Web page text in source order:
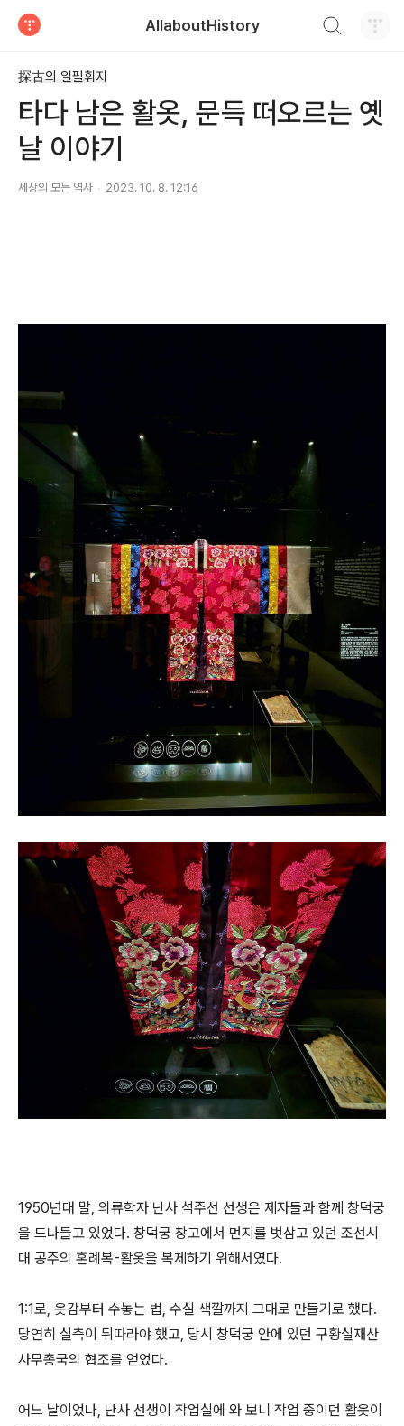
AllaboutHistory
探古의 일필휘지
타다 남은 활옷, 문득 떠오르는 옛
날 이야기
세상의 모든 역사 2023. 10. 8. 12:16
1950년대 말, 의류학자 난사 석주선 선생은 제자들과 함께 창덕궁
을 드나들고 있었다. 창덕궁 창고에서 먼지를 벗삼고 있던 조선시
대 공주의 혼례복-활옷을 복제하기 위해서였다.
1:1로, 옷감부터 수놓는 법, 수실 색깔까지 그대로 만들기로 했다.
당연히 실측이 뒤따라야 했고, 당시 창덕궁 안에 있던 구황실재산
사무총국의 협조를 얻었다.
어느 날이었나, 난사 선생이 작업실에 와 보니 작업 중이던 활옷이